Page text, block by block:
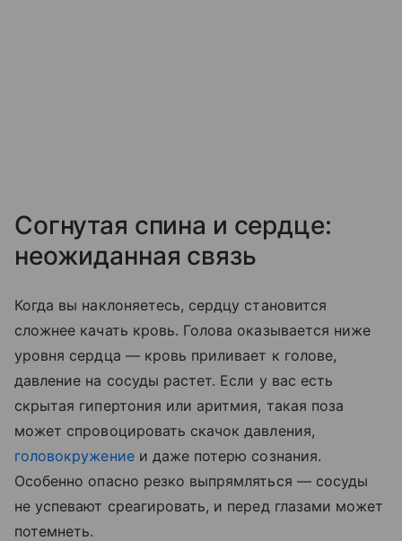
Согнутая спина и сердце:
неожиданная связь
Когда вы наклоняетесь, сердцу становится
сложнее качать кровь. Голова оказывается ниже
уровня сердца — кровь приливает к голове,
давление на сосуды растет. Если у вас есть
скрытая гипертония или аритмия, такая поза
может спровоцировать скачок давления,
головокружениеи даже потерю сознания.
Особенно опасно резко выпрямляться — сосуды
не успевают среагировать, и перед глазами может
потемнеть.